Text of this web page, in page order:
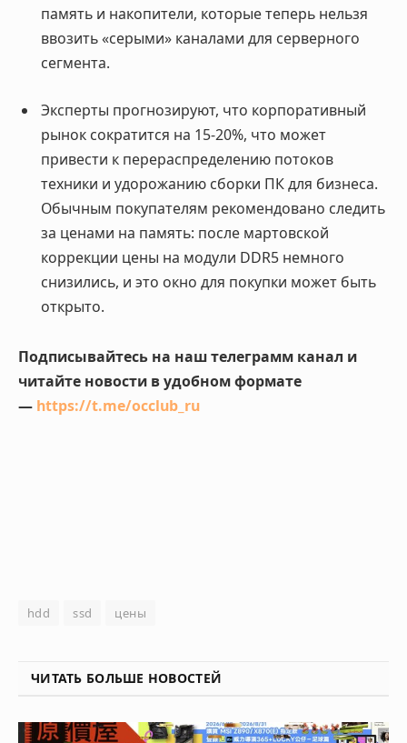
память и накопители, которые теперь нельзя
ввозить «серыми» каналами для серверного
сегмента.
Эксперты прогнозируют, что корпоративный
рынок сократится на 15-20%, что может
привести к перераспределению потоков
техники и удорожанию сборки ПК для бизнеса.
Обычным покупателям рекомендовано следить
за ценами на память: после мартовской
коррекции цены на модули DDR5 немного
снизились, и это окно для покупки может быть
открыто.
Подписывайтесь на наш телеграмм канал и
читайте новости в удобном формате
— https://t.me/occlub_ru
hdd ssd цены
ЧИТАТЬ БОЛЬШЕ НОВОСТЕЙ